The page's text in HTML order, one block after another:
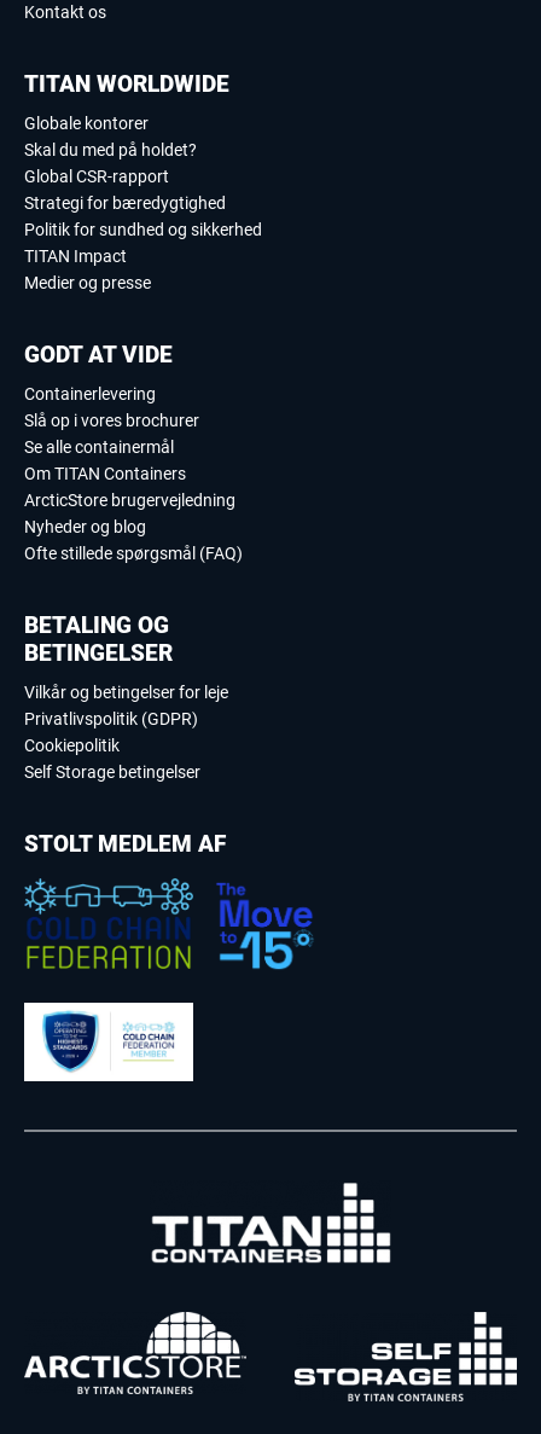
Kontakt os
TITAN WORLDWIDE
Globale kontorer
Skal du med på holdet?
Global CSR-rapport
Strategi for bæredygtighed
Politik for sundhed og sikkerhed
TITAN Impact
Medier og presse
GODT AT VIDE
Containerlevering
Slå op i vores brochurer
Se alle containermål
Om TITAN Containers
ArcticStore brugervejledning
Nyheder og blog
Ofte stillede spørgsmål (FAQ)
BETALING OG
BETINGELSER
Vilkår og betingelser for leje
Privatlivspolitik (GDPR)
Cookiepolitik
Self Storage betingelser
STOLT MEDLEM AF